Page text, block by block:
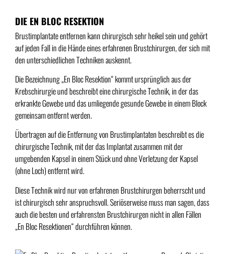
DIE EN BLOC RESEKTION
Brustimplantate entfernen kann chirurgisch sehr heikel sein und gehört
auf jeden Fall in die Hände eines erfahrenen Brustchirurgen, der sich mit
den unterschiedlichen Techniken auskennt.
Die Bezeichnung „En Bloc Resektion“ kommt ursprünglich aus der
Krebschirurgie und beschreibt eine chirurgische Technik, in der das
erkrankte Gewebe und das umliegende gesunde Gewebe in einem Block
gemeinsam entfernt werden.
Übertragen auf die Entfernung von Brustimplantaten beschreibt es die
chirurgische Technik, mit der das Implantat zusammen mit der
umgebenden Kapsel in einem Stück und ohne Verletzung der Kapsel
(ohne Loch) entfernt wird.
Diese Technik wird nur von erfahrenen Brustchirurgen beherrscht und
ist chirurgisch sehr anspruchsvoll. Seriöserweise muss man sagen, dass
auch die besten und erfahrensten Brustchirurgen nicht in allen Fällen
„En Bloc Resektionen“ durchführen können.